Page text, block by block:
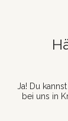
Ja! Du
bei uns in